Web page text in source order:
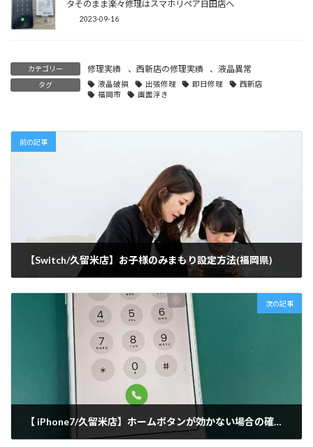
タそのまま楽々修理はスマホリペア日田店へ
2023-09-16
カテゴリー 修理実績 、 西新店の修理実績 、液晶異常
タグ 液晶破損 出張修理 即日修理
西新店
福岡市
画面浮き
前の記事
【Switch/久留米店】お子様のみまもり設定方法(福岡県)
次の記事
【 iPhone7/久留米店】ホームボタンが効かない場合の確認・対処法(福岡県)